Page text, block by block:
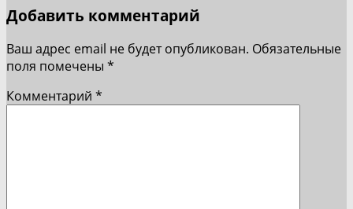
Добавить комментарий
Ваш адрес email не будет опубликован. Обязательные
поля помечены *
Комментарий *